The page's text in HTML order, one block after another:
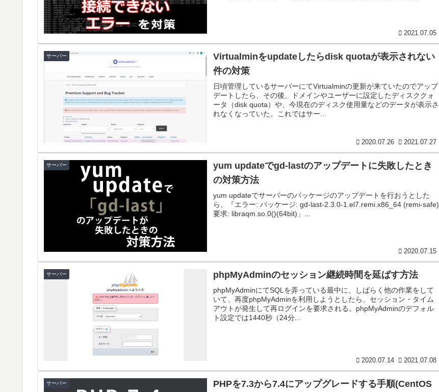
2021.07.05
サーバー
Virtualminをupdateしたらdisk quotaが表示されない
件の対策
日頃管理しているサーバーにてVirtualminの更新が来ていたのでアップ
デートしたら、その後、ドメインやユーザーに設定したディスククォ
ータ（disk quota）や、今現在のディスク使用量などのデータが表示さ
れなくなっていた。これではサー...
2020.07.26 2021.07.27
サーバー
yum updateでgd-lastのアップデートに失敗したとき
の対策方法
yum updateでサーバーのパッケージのアップデートを行おうとした
ら、『エラー: パッケージ: gd-last-2.3.0-1.el7.remi.x86_64 (remi-safe)
要求: libraqm.so.0()(64bit)」...
2020.07.15
サーバー phpMyAdminのセッション継続時間を延ばす方法
phpMyAdminにてSQLを弄っている最中に、しばらく他の作業をして
いて、再度phpMyAdminを利用しようとしたら、セッション・タイム
アウトが発生して再ログインを要求される。phpMyAdminのデフォル
ト設定では1440秒（24分...
2020.07.14 2021.07.08
サーバー
PHPを7.3から7.4にアップグレードする手順(CentOS